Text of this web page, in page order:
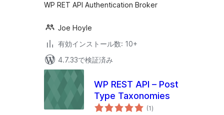
WP RET API Authentication Broker
Joe Hoyle
有効インストール数: 10+
4.7.33で検証済み
WP REST API – Post
Type Taxonomies
(1個
の)